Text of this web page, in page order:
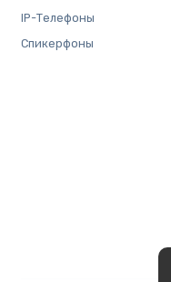
FS200T
IP-Телефоны
Спикерфоны